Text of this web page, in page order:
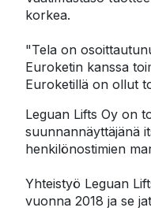
korkea.
"Tela on
Euroketin kanssa
Euroketillä on ollut
Leguan Lifts Oy on
suunnannäyttäjänä
henkilönostimien
Yhteistyö Leguan
vuonna 2018 ja se